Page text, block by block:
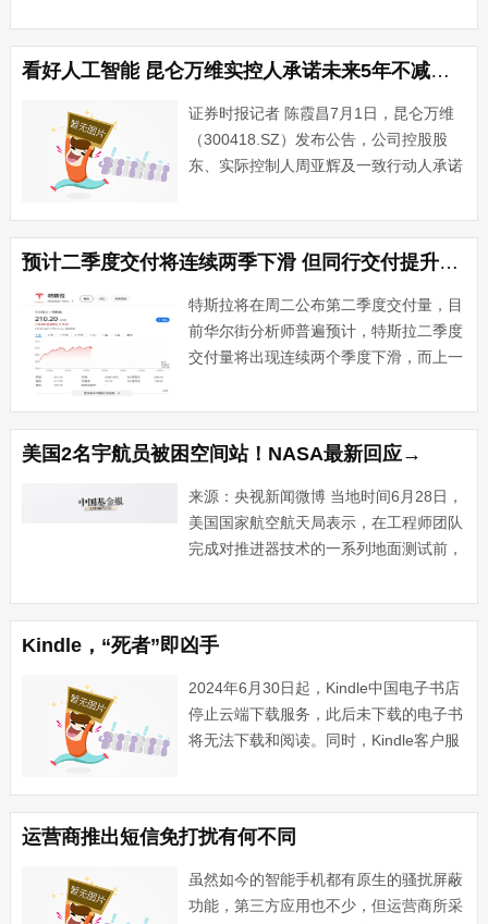
热潮能否延续下去。本周市场将迎来美联
储会议纪要与6月非农就业报告。英伟达
股价一度下跌，随后转涨···...
看好人工智能 昆仑万维实控人承诺未来5年不减持并增持公司股份
证券时报记者 陈霞昌7月1日，昆仑万维
（300418.SZ）发布公告，公司控股股
东、实际控制人周亚辉及一致行动人承诺
辉还将5年收到的分红用于增持公司股
份。实控人承诺不减持并增持公司股份公
告显示，周亚辉及“···...
预计二季度交付将连续两季下滑 但同行交付提升带动 特斯拉一度涨近7%
特斯拉将在周二公布第二季度交付量，目
前华尔街分析师普遍预计，特斯拉二季度
交付量将出现连续两个季度下滑，而上一
逐步淘汰其第一款车型Roadster之时。不
过，受理想、蔚来股价上涨带动，特斯拉
股价周一一度涨···...
美国2名宇航员被困空间站！NASA最新回应→
来源：央视新闻微博 当地时间6月28日，
美国国家航空航天局表示，在工程师团队
完成对推进器技术的一系列地面测试前，
继续推迟，目前还不能给出确定返航日
期。 波音公司与美国航天局商业载人计
划项目组共同开发的···...
Kindle，“死者”即凶手
2024年6月30日起，Kindle中国电子书店
停止云端下载服务，此后未下载的电子书
将无法下载和阅读。同时，Kindle客户服
电子书店已于2023年6月30日停止运营。
Kindle的告别早在意料之中···...
运营商推出短信免打扰有何不同
虽然如今的智能手机都有原生的骚扰屏蔽
功能，第三方应用也不少，但运营商所采